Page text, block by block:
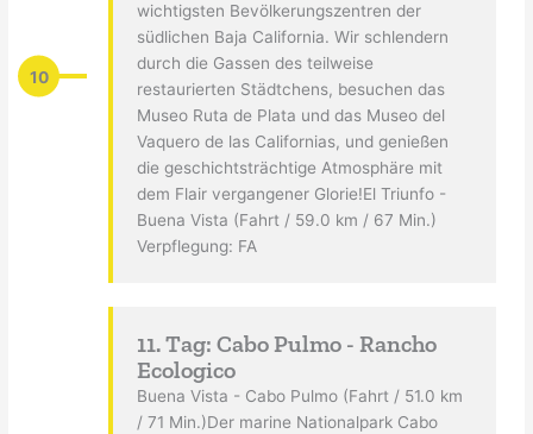
10
wichtigsten Bevölkerungszentren der
südlichen Baja California. Wir schlendern
durch die Gassen des teilweise
restaurierten Städtchens, besuchen das
Museo Ruta de Plata und das Museo del
Vaquero de las Californias, und genießen
die geschichtsträchtige Atmosphäre mit
dem Flair vergangener Glorie!El Triunfo -
Buena Vista (Fahrt / 59.0 km / 67 Min.)
Verpflegung: FA
11. Tag: Cabo Pulmo - Rancho
Ecologico
Buena Vista - Cabo Pulmo (Fahrt / 51.0 km
/ 71 Min.)Der marine Nationalpark Cabo